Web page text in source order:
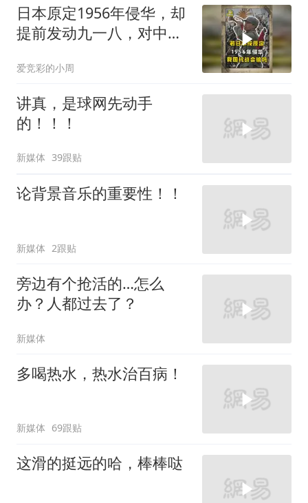
日本原定1956年侵华，却
提前发动九一八，对中国
爱竞彩的小周
讲真，是球网先动手
的！！！
新媒体 39跟贴
论背景音乐的重要性！！
新媒体 2跟贴
旁边有个抢活的…怎么
办？人都过去了？
新媒体
多喝热水，热水治百病！
新媒体 69跟贴
这滑的挺远的哈，棒棒哒